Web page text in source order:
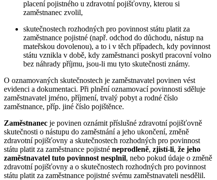
placení pojistného u zdravotní pojišťovny, kterou si
zaměstnanec zvolil,
skutečnostech rozhodných pro povinnost státu platit za
zaměstnance pojistné (např. odchod do důchodu, nástup na
mateřskou dovolenou), a to i v těch případech, kdy povinnost
státu vznikla v době, kdy zaměstnanci poskytl pracovní volno
bez náhrady příjmu, jsou-li mu tyto skutečnosti známy.
O oznamovaných skutečnostech je zaměstnavatel povinen vést
evidenci a dokumentaci. Při plnění oznamovací povinnosti sděluje
zaměstnavatel jméno, příjmení, trvalý pobyt a rodné číslo
zaměstnance, příp. jiné číslo pojištěnce.
Zaměstnanec je povinen oznámit příslušné zdravotní pojišťovně
skutečnosti o nástupu do zaměstnání a jeho ukončení, změně
zdravotní pojišťovny a skutečnostech rozhodných pro povinnost
státu platit za zaměstnance pojistné neprodleně, zjistí-li, že jeho
zaměstnavatel tuto povinnost nesplnil, nebo pokud údaje o změně
zdravotní pojišťovny a o skutečnostech rozhodných pro povinnost
státu platit za zaměstnance pojistné svému zaměstnavateli nesdělil.